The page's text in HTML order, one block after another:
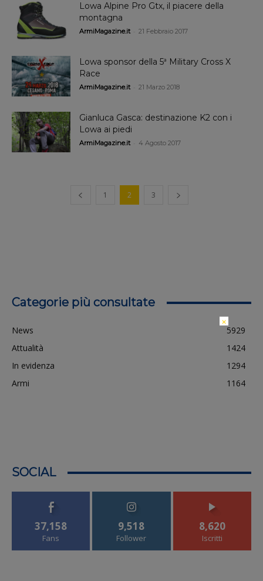
Lowa Alpine Pro Gtx, il piacere della
montagna
ArmiMagazine.it 21 Febbraio 2017
Lowa sponsor della 5ª Military Cross X
Race
ArmiMagazine.it 21 Marzo 2018
Gianluca Gasca: destinazione K2 con i
Lowa ai piedi
ArmiMagazine.it 4 Agosto 2017
1 2 3
Categorie più consultate
News
5929
Attualità
1424
In evidenza
1294
Armi
1164
SOCIAL
37,158
Fans
9,518
Follower
8,620
Iscritti
×